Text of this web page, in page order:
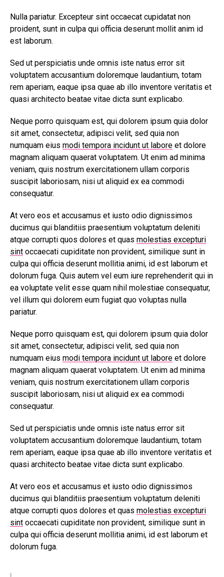
Nulla pariatur. Excepteur sint occaecat cupidatat non
proident, sunt in culpa qui officia deserunt mollit anim id
est laborum.
Sed ut perspiciatis unde omnis iste natus error sit
voluptatem accusantium doloremque laudantium, totam
rem aperiam, eaque ipsa quae ab illo inventore veritatis et
quasi architecto beatae vitae dicta sunt explicabo.
Neque porro quisquam est, qui dolorem ipsum quia dolor
sit amet, consectetur, adipisci velit, sed quia non
numquam eius modi tempora incidunt ut labore et dolore
magnam aliquam quaerat voluptatem. Ut enim ad minima
veniam, quis nostrum exercitationem ullam corporis
suscipit laboriosam, nisi ut aliquid ex ea commodi
consequatur.
At vero eos et accusamus et iusto odio dignissimos
ducimus qui blanditiis praesentium voluptatum deleniti
atque corrupti quos dolores et quas molestias excepturi
sint occaecati cupiditate non provident, similique sunt in
culpa qui officia deserunt mollitia animi, id est laborum et
dolorum fuga. Quis autem vel eum iure reprehenderit qui in
ea voluptate velit esse quam nihil molestiae consequatur,
vel illum qui dolorem eum fugiat quo voluptas nulla
pariatur.
Neque porro quisquam est, qui dolorem ipsum quia dolor
sit amet, consectetur, adipisci velit, sed quia non
numquam eius modi tempora incidunt ut labore et dolore
magnam aliquam quaerat voluptatem. Ut enim ad minima
veniam, quis nostrum exercitationem ullam corporis
suscipit laboriosam, nisi ut aliquid ex ea commodi
consequatur.
Sed ut perspiciatis unde omnis iste natus error sit
voluptatem accusantium doloremque laudantium, totam
rem aperiam, eaque ipsa quae ab illo inventore veritatis et
quasi architecto beatae vitae dicta sunt explicabo.
At vero eos et accusamus et iusto odio dignissimos
ducimus qui blanditiis praesentium voluptatum deleniti
atque corrupti quos dolores et quas molestias excepturi
sint occaecati cupiditate non provident, similique sunt in
culpa qui officia deserunt mollitia animi, id est laborum et
dolorum fuga.